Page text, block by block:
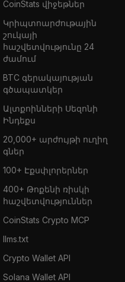
CoinStats վիջեթներ
Կրիպտոարժութային
շուկայի
հաշվետվությունը 24
ժամում
BTC գերակայության
գծապատկեր
Ալտքոինների Սեզոնի
Ինդեքս
20,000+ արժույթի ուղիղ
գներ
100+ Էքսփլորերներ
400+ Թոքենի ռիսկի
հաշվետվություններ
CoinStats Crypto MCP
llms.txt
Crypto Wallet API
Solana Wallet API